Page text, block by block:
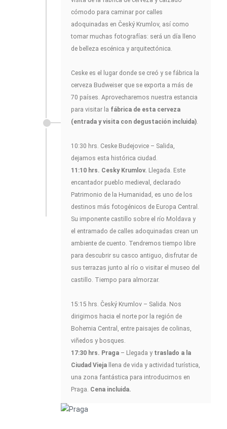
cómodo para caminar por calles
adoquinadas en Český Krumlov, así como
tomar muchas fotografías: será un día lleno
de belleza escénica y arquitectónica.
Ceske es el lugar donde se creó y se fábrica la
cerveza Budweiser que se exporta a más de
70 países. Aprovecharemos nuestra estancia
para visitar la fábrica de esta cerveza
(entrada y visita con degustación incluida).
10:30 hrs. Ceske Budejovice – Salida,
dejamos esta histórica ciudad.
11:10 hrs. Cesky Krumlov. Llegada. Este
encantador pueblo medieval, declarado
Patrimonio de la Humanidad, es uno de los
destinos más fotogénicos de Europa Central.
Su imponente castillo sobre el río Moldava y
el entramado de calles adoquinadas crean un
ambiente de cuento. Tendremos tiempo libre
para descubrir su casco antiguo, disfrutar de
sus terrazas junto al río o visitar el museo del
castillo. Tiempo para almorzar.
15:15 hrs. Český Krumlov – Salida. Nos
dirigimos hacia el norte por la región de
Bohemia Central, entre paisajes de colinas,
viñedos y bosques.
17:30 hrs. Praga – Llegada y traslado a la
Ciudad Vieja llena de vida y actividad turística,
una zona fantástica para introducirnos en
Praga. Cena incluida.